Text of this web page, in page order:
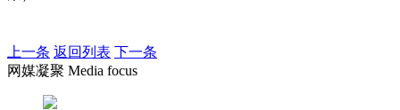
上一条 返回列表 下一条
网媒凝聚 Media focus